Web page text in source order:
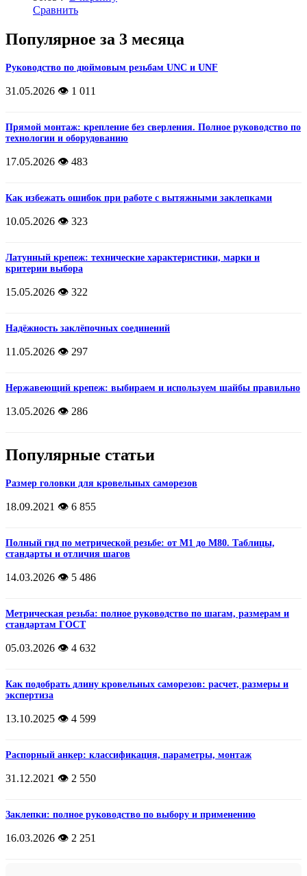
Сравнить
Популярное за 3 месяца
Руководство по дюймовым резьбам UNC и UNF
31.05.2026 👁️ 1 011
Прямой монтаж: крепление без сверления. Полное руководство по
технологии и оборудованию
17.05.2026 👁️ 483
Как избежать ошибок при работе с вытяжными заклепками
10.05.2026 👁️ 323
Латунный крепеж: технические характеристики, марки и
критерии выбора
15.05.2026 👁️ 322
Надёжность заклёпочных соединений
11.05.2026 👁️ 297
Нержавеющий крепеж: выбираем и используем шайбы правильно
13.05.2026 👁️ 286
Популярные статьи
Размер головки для кровельных саморезов
18.09.2021 👁️ 6 855
Полный гид по метрической резьбе: от М1 до М80. Таблицы,
стандарты и отличия шагов
14.03.2026 👁️ 5 486
Метрическая резьба: полное руководство по шагам, размерам и
стандартам ГОСТ
05.03.2026 👁️ 4 632
Как подобрать длину кровельных саморезов: расчет, размеры и
экспертиза
13.10.2025 👁️ 4 599
Распорный анкер: классификация, параметры, монтаж
31.12.2021 👁️ 2 550
Заклепки: полное руководство по выбору и применению
16.03.2026 👁️ 2 251